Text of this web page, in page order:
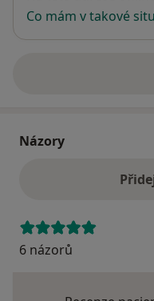
Co mám v takové
Názory
6 názorů